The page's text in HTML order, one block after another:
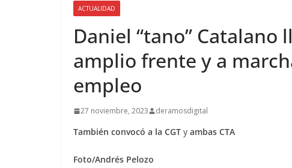
ACTUALIDAD
Daniel “tano”
amplio frente y a
empleo
27 noviembre, 2023 deramosdigital
También convocó a la CGT y ambas CTA
Foto/Andrés Pelozo